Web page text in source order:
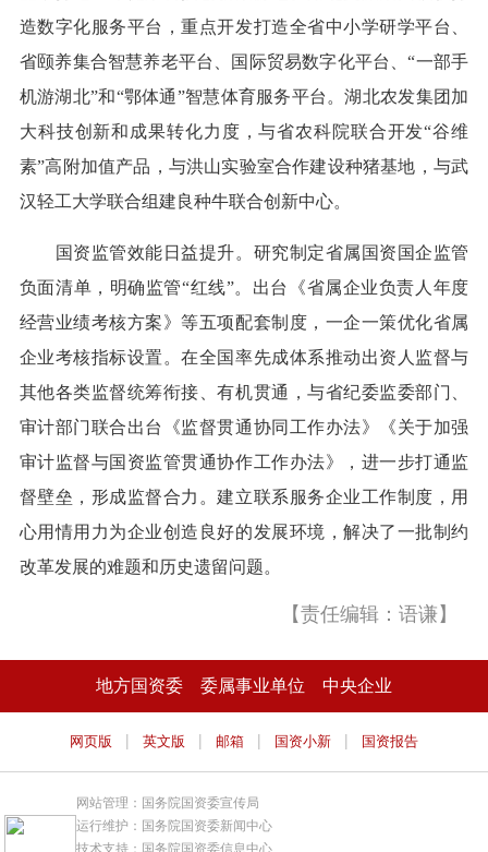
造数字化服务平台，重点开发打造全省中小学研学平台、
省颐养集合智慧养老平台、国际贸易数字化平台、“一部手
机游湖北”和“鄂体通”智慧体育服务平台。湖北农发集团加
大科技创新和成果转化力度，与省农科院联合开发“谷维
素”高附加值产品，与洪山实验室合作建设种猪基地，与武
汉轻工大学联合组建良种牛联合创新中心。
国资监管效能日益提升。研究制定省属国资国企监管
负面清单，明确监管“红线”。出台《省属企业负责人年度
经营业绩考核方案》等五项配套制度，一企一策优化省属
企业考核指标设置。在全国率先成体系推动出资人监督与
其他各类监督统筹衔接、有机贯通，与省纪委监委部门、
审计部门联合出台《监督贯通协同工作办法》《关于加强
审计监督与国资监管贯通协作工作办法》，进一步打通监
督壁垒，形成监督合力。建立联系服务企业工作制度，用
心用情用力为企业创造良好的发展环境，解决了一批制约
改革发展的难题和历史遗留问题。
【责任编辑：语谦】
地方国资委 委属事业单位 中央企业
网页版 | 英文版 | 邮箱 | 国资小新 | 国资报告
网站管理：国务院国资委宣传局
运行维护：国务院国资委新闻中心
技术支持：国务院国资委信息中心